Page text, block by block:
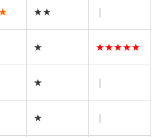
★★
★ ★★★★★
★
★